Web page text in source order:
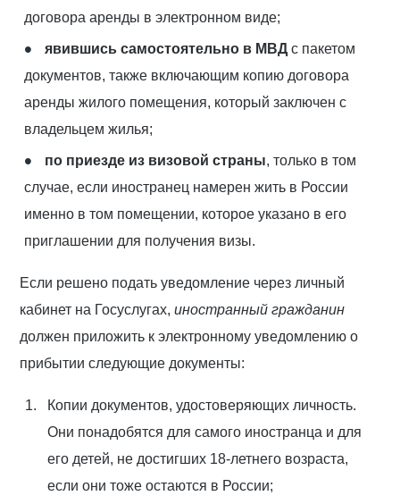
договора аренды в электронном виде;
явившись самостоятельно в МВД с пакетом
документов, также включающим копию договора
аренды жилого помещения, который заключен с
владельцем жилья;
по приезде из визовой страны, только в том
случае, если иностранец намерен жить в России
именно в том помещении, которое указано в его
приглашении для получения визы.
Если решено подать уведомление через личный
кабинет на Госуслугах,иностранный гражданин
должен приложить к электронному уведомлению о
прибытии следующие документы:
Копии документов, удостоверяющих личность.
Они понадобятся для самого иностранца и для
его детей, не достигших 18-летнего возраста,
если они тоже остаются в России;